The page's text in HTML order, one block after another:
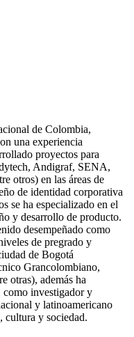
de Colombia,
una experiencia
proyectos para
Andigraf, SENA,
otros) en las áreas de
de identidad corporativa
se ha especializado en el
y desarrollo de producto.
desempeñado como
de pregrado y
de Bogotá
Grancolombiano,
otras), además ha
como investigador y
y latinoamericano
cultura y sociedad.